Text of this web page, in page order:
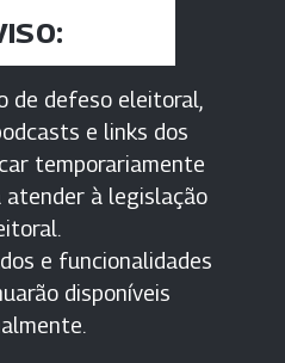
de defeso eleitoral,
e links dos
temporariamente
atender à legislação
e funcionalidades
disponíveis